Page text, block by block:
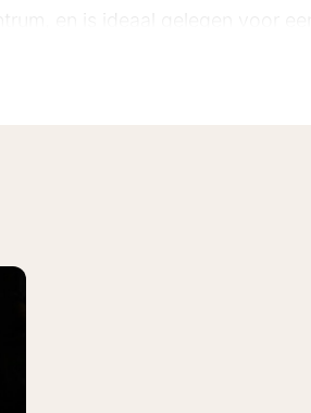
en is ideaal gelegen voor een
Zo kun je een bezoekje brengen